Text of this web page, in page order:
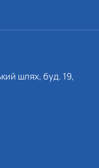
шлях, буд. 19,